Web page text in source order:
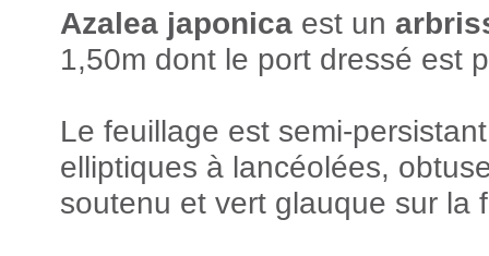
Azalea japonica est un
1,50m dont le port dressé est
Le feuillage est semi-
elliptiques à lancéolées,
soutenu et vert glauque sur la